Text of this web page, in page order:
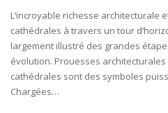
L’incroyable richesse architecturale
cathédrales à travers un tour
largement illustré des grandes
évolution. Prouesses
cathédrales sont des symboles
Chargées…